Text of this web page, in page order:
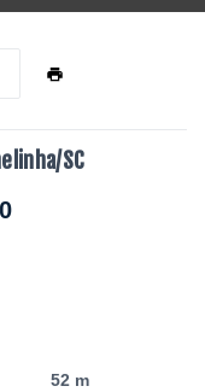
SC
52 m